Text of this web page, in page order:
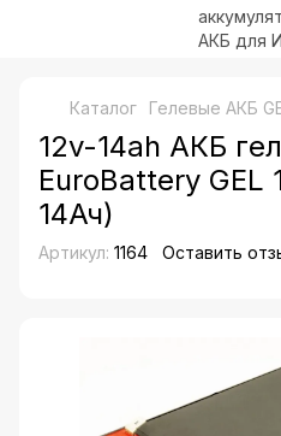
Каталог Гелевые АКБ
12v-14ah АКБ
EuroBattery GEL
14Ач)
Артикул: 1164 Оставить